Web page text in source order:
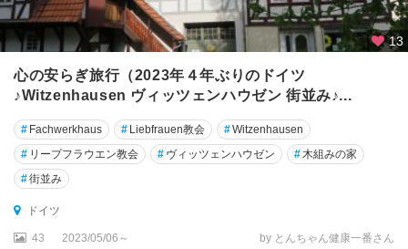
ュ
ビ
ン
テ
ュ
ー
リ
ゲ
13
心の安らぎ旅行（2023年４年ぶりのドイツ
♪Witzenhausen ヴィッツェンハウゼン 街並み♪...
# Fachwerkhaus # Liebfrauen教会 #Witzenhausen
# リープフラウエン教会 # ヴィッツェンハウゼン # 木組みの家
#街並み
ドイツ
43 2023/05/06～ by とんちゃん健康一番さん